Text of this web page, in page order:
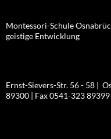
Montessori-Schule
geistige Entwicklung
Ernst-Sievers-Str. 56 - 58 |
89300 | Fax 0541-323 89399